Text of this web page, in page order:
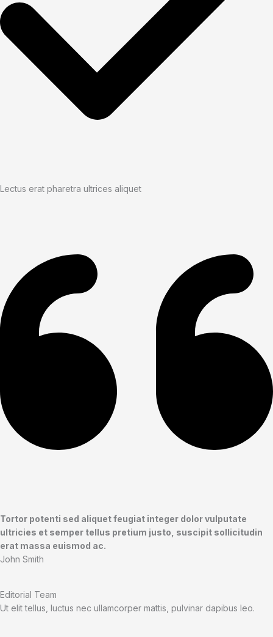
Lectus erat pharetra ultrices aliquet
Tortor potenti sed aliquet feugiat integer dolor vulputate
ultricies et semper tellus pretium justo, suscipit sollicitudin
erat massa euismod ac.​
John Smith
Editorial Team
Ut elit tellus, luctus nec ullamcorper mattis, pulvinar dapibus leo.